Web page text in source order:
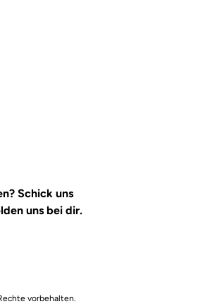
Schick uns
uns bei dir.
vorbehalten.